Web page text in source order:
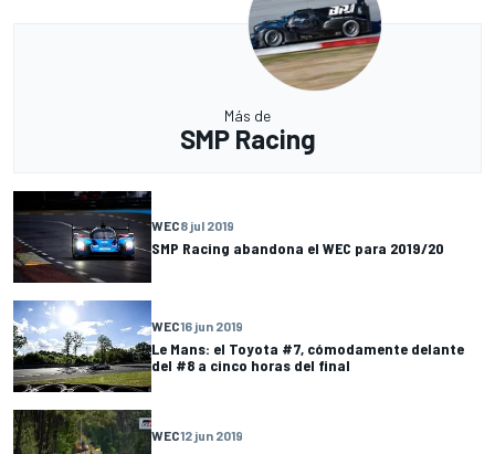
Más de
SMP Racing
WEC8 jul 2019
SMP Racing abandona el WEC para 2019/20
WEC16 jun 2019
Le Mans: el Toyota #7, cómodamente delante
del #8 a cinco horas del final
WEC12 jun 2019